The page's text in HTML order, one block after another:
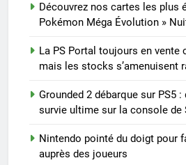
Découvrez nos cartes les plus
Pokémon Méga Évolution »
La PS Portal toujours en vente
mais les stocks s’amenuisent
Grounded 2 débarque sur PS5 :
survie ultime sur la console de
Nintendo pointé du doigt pour
auprès des joueurs